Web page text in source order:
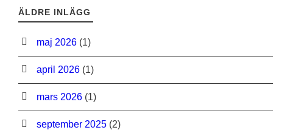
ÄLDRE INLÄGG
maj 2026 (1)
april 2026 (1)
mars 2026 (1)
september 2025 (2)